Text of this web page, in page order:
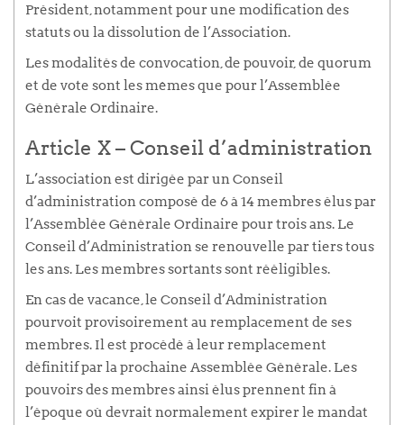
Président, notamment pour une modification des
statuts ou la dissolution de l’Association.
Les modalités de convocation, de pouvoir, de quorum
et de vote sont les mêmes que pour l’Assemblée
Générale Ordinaire.
Article X – Conseil d’administration
L’association est dirigée par un Conseil
d’administration composé de 6 à 14 membres élus par
l’Assemblée Générale Ordinaire pour trois ans. Le
Conseil d’Administration se renouvelle par tiers tous
les ans. Les membres sortants sont rééligibles.
En cas de vacance, le Conseil d’Administration
pourvoit provisoirement au remplacement de ses
membres. Il est procédé à leur remplacement
définitif par la prochaine Assemblée Générale. Les
pouvoirs des membres ainsi élus prennent fin à
l’époque où devrait normalement expirer le mandat